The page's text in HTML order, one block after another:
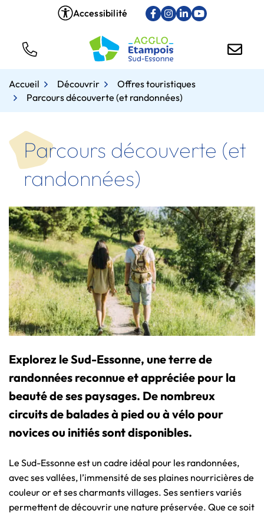
Gestion des traceurs
Accessibilité Lien vers le compte
Lien vers le compte
Lien vers le
Lien vers la
Tél.
Accueil Découvrir
Offres touristiques
Parcours découverte (et randonnées)
Parcours découverte (et
randonnées)
Explorez le Sud-Essonne, une terre de
randonnées reconnue et appréciée pour la
beauté de ses paysages. De nombreux
circuits de balades à pied ou à vélo pour
novices ou initiés sont disponibles.
Le Sud-Essonne est un cadre idéal pour les randonnées,
avec ses vallées, l’immensité de ses plaines nourricières de
couleur or et ses charmants villages. Ses sentiers variés
permettent de découvrir une nature préservée. Que ce soit